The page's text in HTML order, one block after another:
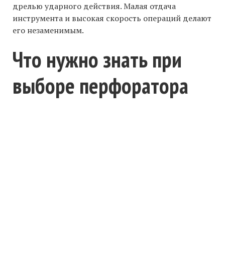
дрелью ударного действия. Малая отдача
инструмента и высокая скорость операций делают
его незаменимым.
Что нужно знать при
выборе перфоратора